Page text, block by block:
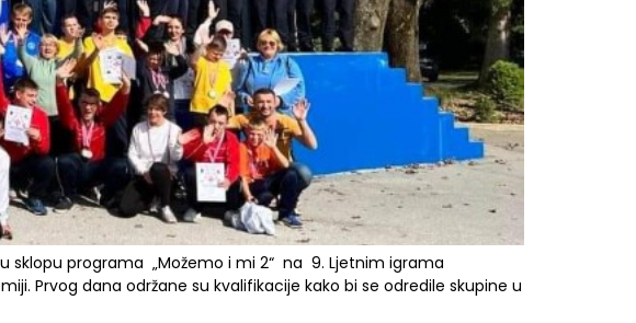
sklopu programa „Možemo i mi 2“ na 9. Ljetnim igrama
Prvog dana održane su kvalifikacije kako bi se odredile skupine u